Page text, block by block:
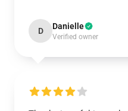
D Danielle
Verified owner